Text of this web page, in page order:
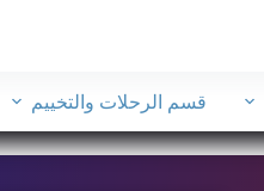
قسم الرحلات والتخييم